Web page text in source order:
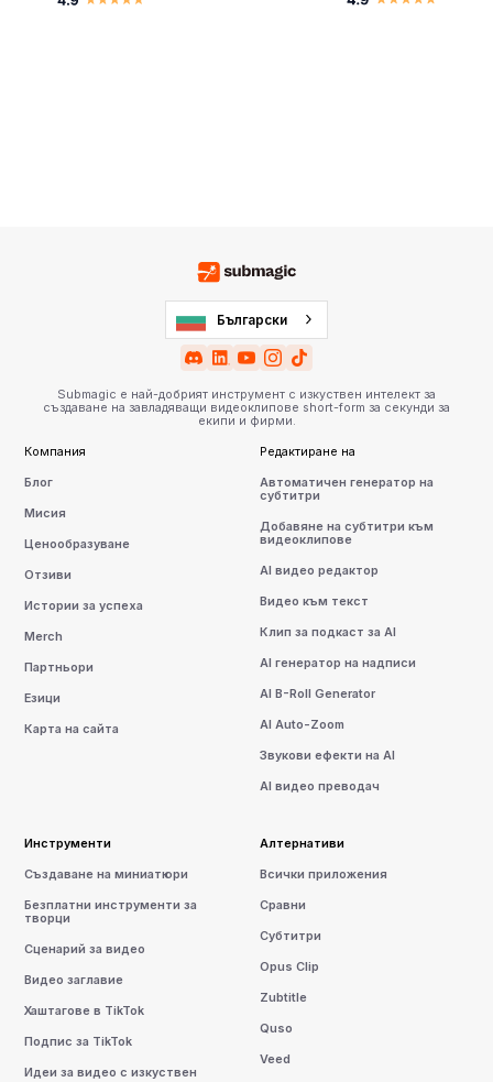
Български
Submagic е най-добрият инструмент с изкуствен интелект за
създаване на завладяващи видеоклипове short-form за секунди за
екипи и фирми.
Компания
Блог
Мисия
Ценообразуване
Отзиви
Истории за успеха
Merch
Партньори
Езици
Карта на сайта
Редактиране на
Автоматичен генератор на
субтитри
Добавяне на субтитри към
видеоклипове
AI видео редактор
Видео към текст
Клип за подкаст за AI
AI генератор на надписи
AI B-Roll Generator
AI Auto-Zoom
Звукови ефекти на AI
AI видео преводач
Инструменти
Създаване на миниатюри
Безплатни инструменти за
творци
Сценарий за видео
Видео заглавие
Хаштагове в TikTok
Подпис за TikTok
Идеи за видео с изкуствен
Алтернативи
Всички приложения
Сравни
Субтитри
Opus Clip
Zubtitle
Quso
Veed